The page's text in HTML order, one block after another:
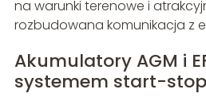
na warunki terenowe i
rozbudowana komunikacja z
Akumulatory AGM i
systemem start-stop